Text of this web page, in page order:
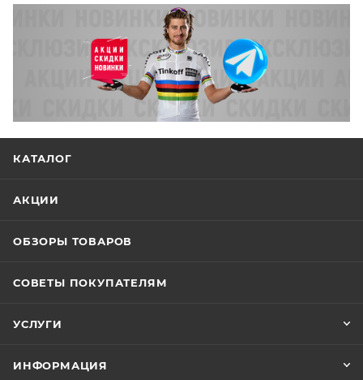
КАТАЛОГ
АКЦИИ
ОБЗОРЫ ТОВАРОВ
СОВЕТЫ ПОКУПАТЕЛЯМ
УСЛУГИ
ИНФОРМАЦИЯ